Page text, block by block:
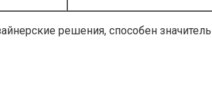
решения, способен